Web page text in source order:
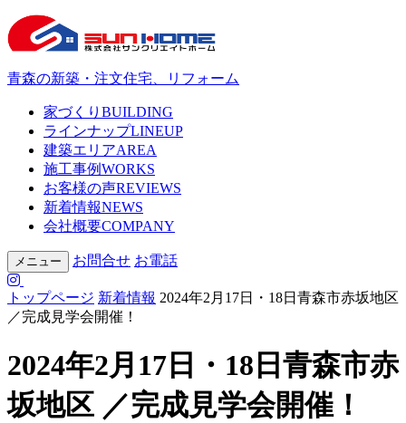
青森の新築・注文住宅、リフォーム
家づくり BUILDING
ラインナップLINEUP
建築エリアAREA
施工事例WORKS
お客様の声REVIEWS
新着情報NEWS
会社概要COMPANY
メニュー お問合せ お電話
トップページ 新着情報 2024年2月17日・18日青森市赤坂地区
／完成見学会開催！
2024年2月17日・18日青森市赤
坂地区 ／完成見学会開催！